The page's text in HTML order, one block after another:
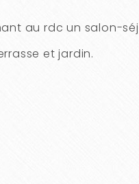
au rdc un salon-
et jardin.